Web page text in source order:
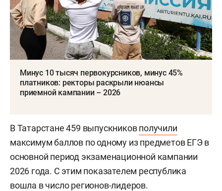
Минус 10 тысяч первокурсников, минус 45%
платников: ректоры раскрыли нюансы
приемной кампании – 2026
В Татарстане 459 выпускниковполучили
максимум баллов по одному из предметов ЕГЭ в
основной период экзаменационной кампании
2026 года. С этим показателем республика
вошла в число регионов-лидеров.